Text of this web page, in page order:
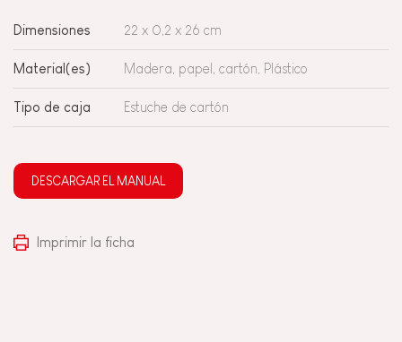
Dimensiones 22 x 0,2 x 26 cm
Material(es) Madera, papel, cartón, Plástico
Tipo de caja Estuche de cartón
DESCARGAR EL MANUAL
Imprimir la ficha